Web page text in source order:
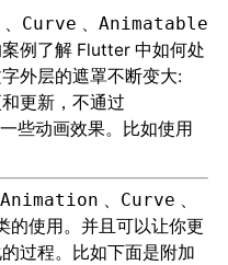
、 Curve 、 Animatable
例了解 Flutter 中如何处
外层的遮罩不断变大:
更新，不通过
些动画效果。比如使用
Animation 、 Curve 、
的使用。并且可以让你更
的过程。比如下面是附加